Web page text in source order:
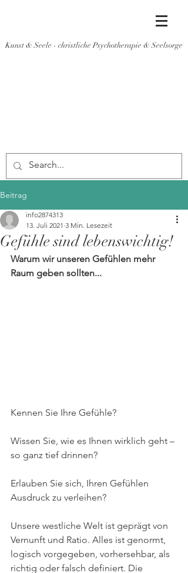
Kunst & Seele - christliche Psychotherapie & Seelsorge
Beitrag
Gefühle sind lebenswichtig!
info2874313
13. Juli 2021 3 Min. Lesezeit
Warum wir unseren Gefühlen mehr
Raum geben sollten...
Kennen Sie Ihre Gefühle?
Wissen Sie, wie es Ihnen wirklich geht –
so ganz tief drinnen?
Erlauben Sie sich, Ihren Gefühlen
Ausdruck zu verleihen?
Unsere westliche Welt ist geprägt von
Vernunft und Ratio. Alles ist genormt,
logisch vorgegeben, vorhersehbar, als
richtig oder falsch definiert. Die